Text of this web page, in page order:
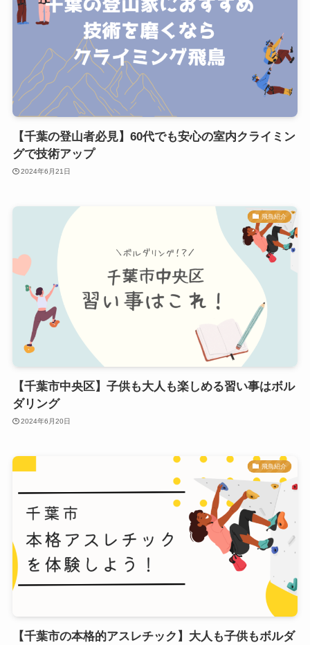
【千葉の登山者必見】60代でも安心の室内クライミン
グで技術アップ
2024年6月21日
飛鳥紹介
【千葉市中央区】子供も大人も楽しめる習い事はボル
ダリング
2024年6月20日
飛鳥紹介
【千葉市の本格的アスレチック】大人も子供もボルダ